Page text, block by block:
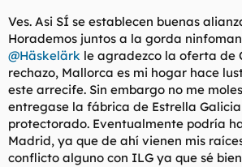
Ves. Asi SÍ se establecen buenas
Horademos juntos a la gorda
@Häskelärk le agradezco la oferta de
rechazo, Mallorca es mi hogar hace
este arrecife. Sin embargo no me
entregase la fábrica de Estrella
protectorado. Eventualmente podría
Madrid, ya que de ahí vienen mis
conflicto alguno con ILG ya que sé